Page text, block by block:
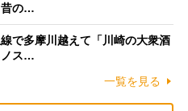
昔の…
で多摩川越えて「川崎の大衆酒
ノス…
一覧を見る